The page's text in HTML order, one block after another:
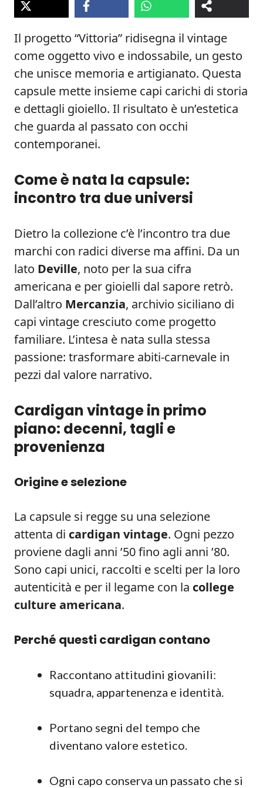
Il progetto “Vittoria” ridisegna il vintage
come oggetto vivo e indossabile, un gesto
che unisce memoria e artigianato. Questa
capsule mette insieme capi carichi di storia
e dettagli gioiello. Il risultato è un’estetica
che guarda al passato con occhi
contemporanei.
Come è nata la capsule:
incontro tra due universi
Dietro la collezione c’è l’incontro tra due
marchi con radici diverse ma affini. Da un
lato Deville, noto per la sua cifra
americana e per gioielli dal sapore retrò.
Dall’altro Mercanzia, archivio siciliano di
capi vintage cresciuto come progetto
familiare. L’intesa è nata sulla stessa
passione: trasformare abiti-carnevale in
pezzi dal valore narrativo.
Cardigan vintage in primo
piano: decenni, tagli e
provenienza
Origine e selezione
La capsule si regge su una selezione
attenta di cardigan vintage. Ogni pezzo
proviene dagli anni ’50 fino agli anni ’80.
Sono capi unici, raccolti e scelti per la loro
autenticità e per il legame con la college
culture americana.
Perché questi cardigan contano
Raccontano attitudini giovanili:
squadra, appartenenza e identità.
Portano segni del tempo che
diventano valore estetico.
Ogni capo conserva un passato che si